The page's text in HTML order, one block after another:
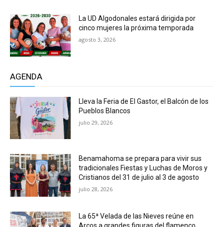
La UD Algodonales estará dirigida por
cinco mujeres la próxima temporada
agosto 3, 2026
AGENDA
Lleva la Feria de El Gastor, el Balcón de los
Pueblos Blancos
julio 29, 2026
Benamahoma se prepara para vivir sus
tradicionales Fiestas y Luchas de Moros y
Cristianos del 31 de julio al 3 de agosto
julio 28, 2026
La 65ª Velada de las Nieves reúne en